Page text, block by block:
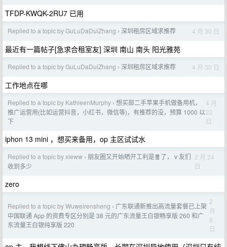
TFDP-KWQK-2RU7 已用
Replied to a topic by GuLuDaDuiZhang › 深圳租房区域求推荐 4 月 30 日
最近有一篇帖子[急求合租室友] 深圳 南山 南头 阳光雅苑
Replied to a topic by GuLuDaDuiZhang › 深圳租房区域求推荐 4 月 30 日
工作地点在哪
Replied to a topic by KathleenMurphy › 想买部二手苹果手机做备用机，
推广运营用(比如运营抖音，小红书，微信等)，有推荐的没，预算 1000 以
下
4 月
22
日
iphon 13 mini ，想买来备用，op 主区试试水
Replied to a topic by xieww › 朋友圈又开始晒开工利是🧧了， v 友们
收到多少
2 月 24
日
zero
Replied to a topic by Wuweirensheng › 广东联通新推出高流量套餐已上架
中国联通 App 的资费专区分别是 38 元的广东流量王白银畅享版 260 和广
东流量王白银纯享版 220
2
月
6
日